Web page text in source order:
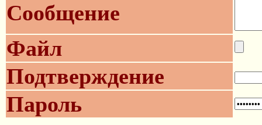
Сообщение
Файл
Подтверждение
Пароль